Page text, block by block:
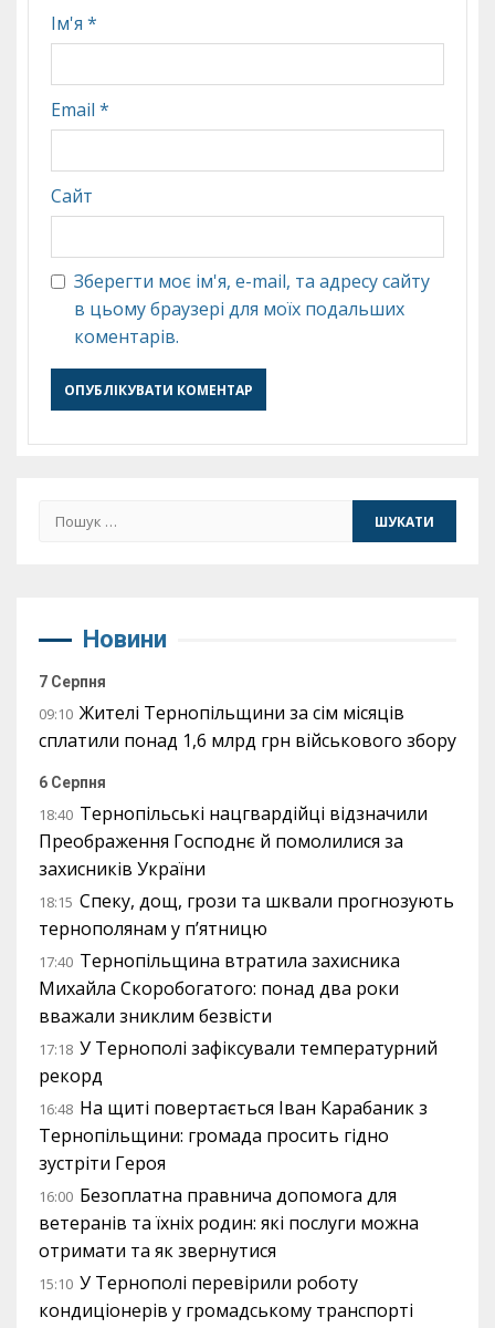
Ім'я *
Email *
Сайт
Зберегти моє ім'я, e-mail, та адресу сайту
в цьому браузері для моїх подальших
коментарів.
Пошук:
Новини
7 Серпня
09:10 Жителі Тернопільщини за сім місяців
сплатили понад 1,6 млрд грн військового збору
6 Серпня
18:40 Тернопільські нацгвардійці відзначили
Преображення Господнє й помолилися за
захисників України
18:15 Спеку, дощ, грози та шквали прогнозують
тернополянам у п’ятницю
17:40 Тернопільщина втратила захисника
Михайла Скоробогатого: понад два роки
вважали зниклим безвісти
17:18 У Тернополі зафіксували температурний
рекорд
16:48 На щиті повертається Іван Карабаник з
Тернопільщини: громада просить гідно
зустріти Героя
16:00 Безоплатна правнича допомога для
ветеранів та їхніх родин: які послуги можна
отримати та як звернутися
15:10 У Тернополі перевірили роботу
кондиціонерів у громадському транспорті